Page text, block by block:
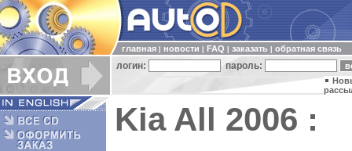
главная новости FAQ заказать обратная связь
логин: пароль:
Kia All 2006 :